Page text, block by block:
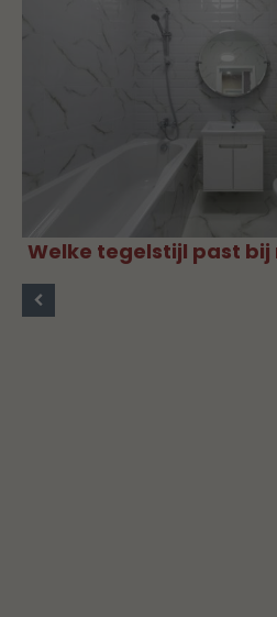
Welke tegelstijl past